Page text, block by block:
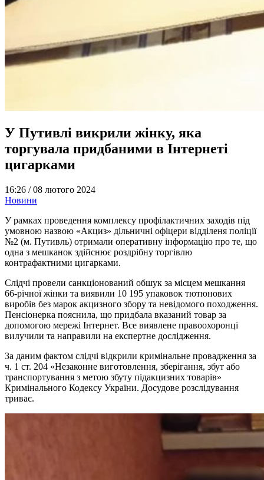
У Путивлі викрили жінку, яка
торгувала придбаними в Інтернеті
цигарками
16:26 /08 лютого 2024
Новини
У рамках проведення комплексу профілактичних заходів під
умовною назвою «Акциз» дільничні офіцери відділеня поліції
№2 (м. Путивль) отримали оперативну інформацію про те, що
одна з мешканок здійснює роздрібну торгівлю
контрафактними цигарками.
Слідчі провели санкціонований обшук за місцем мешкання
66-річної жінки та виявили 10 195 упаковок тютюнових
виробів без марок акцизного збору та невідомого походження.
Пенсіонерка пояснила, що придбала вказаний товар за
допомогою мережі Інтернет. Все виявлене правоохоронці
вилучили та направили на експертне дослідження.
За даним фактом слідчі відкрили кримінальне провадження за
ч. 1 ст. 204 «Незаконне виготовлення, зберігання, збут або
транспортування з метою збуту підакцизних товарів»
Кримінального Кодексу України. Досудове розслідування
триває.